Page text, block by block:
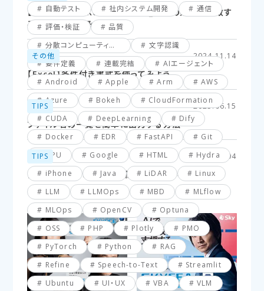
自動テスト
社内システム開発
通信
評価・検証
品質
分散コンピューティング
文字認識
要件定義
連載完結
AIエージェント
Android
Apple Arm
AWS
Azure
Bokeh
CloudFormation
CUDA
DeepLearning
Dify
Docker
EDR FastAPI
Git
GPU
Google HTML
Hydra
iPhone
Java LiDAR
Linux
LLM
LLMOps MBD
MLflow
MLOps
OpenCV
Optuna
OSS
PHP Plotly
PMO
PyTorch
Python
RAG
Refine
Speech-to-Text
Streamlit
Ubuntu
UI・UX VBA
VLM
【Excel】XLOOKUP関数応用編_複数の条件に一致す
るセルを探してみよう！
その他 2024.11.14
【Excel】条件付き書式を使ってみよう
TIPS 2025.06.15
ファイル名の一覧を簡単に出力する方法
TIPS 2025.03.04
【VBA】最終行と最終列を簡単に取得する方法